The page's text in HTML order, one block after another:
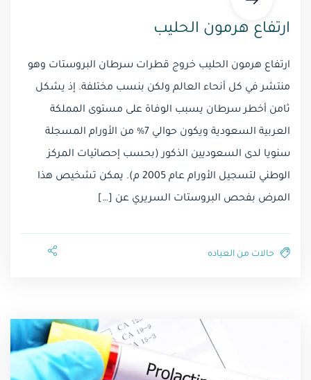
ارتفاع هرمون الحليب
ارتفاع هرمون الحليب خروج قطرات سرطان البروستات وهو
منتشر في كل أنحاء العالم ولكن بنسب مختلفة. إذ يشكل
ثامن أخطر سرطان يسبب الوفاة على مستوى المملكة
العربية السعودية ويكون حوالي 7% من الأورام المسجلة
سنويا لدى السعوديين الذكور (بحسب إحصائيات المركز
الوطني لتسجيل الأورام عام 2005 م). يمكن تشخيص هذا
المرض بفحص البروستات السريري عن […]
حالات من العياده⁩